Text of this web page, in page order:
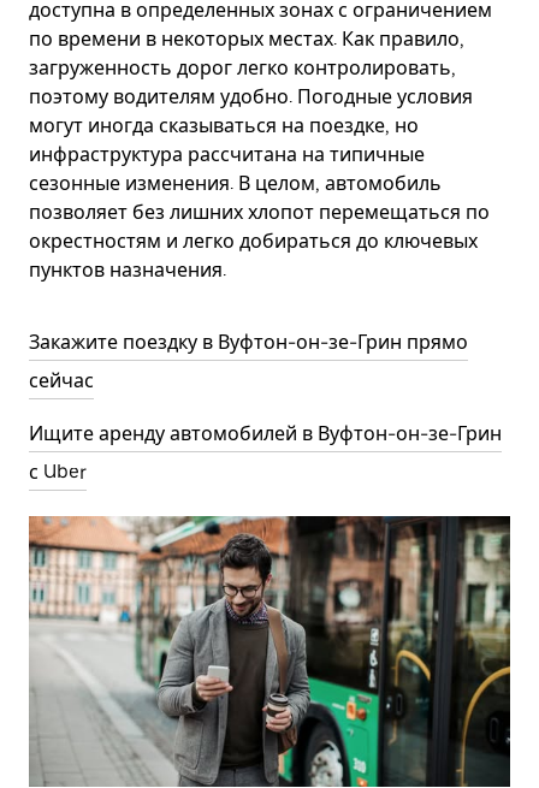
доступна в определенных зонах с ограничением
по времени в некоторых местах. Как правило,
загруженность дорог легко контролировать,
поэтому водителям удобно. Погодные условия
могут иногда сказываться на поездке, но
инфраструктура рассчитана на типичные
сезонные изменения. В целом, автомобиль
позволяет без лишних хлопот перемещаться по
окрестностям и легко добираться до ключевых
пунктов назначения.
Закажите поездку в Вуфтон-он-зе-Грин прямо
сейчас
Ищите аренду автомобилей в Вуфтон-он-зе-Грин
с Uber